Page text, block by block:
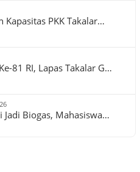
Kapasitas PKK Takalar…
81 RI, Lapas Takalar G…
Jadi Biogas, Mahasiswa…